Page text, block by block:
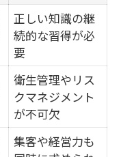
正しい知識の継
続的な習得が必
要
衛生管理やリス
クマネジメント
が不可欠
集客や経営力も